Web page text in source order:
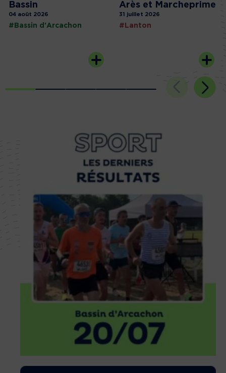
Bassin
04 août 2026
#Bassin d'Arcachon
Arès et Marcheprime
31 juillet 2026
#Lanton